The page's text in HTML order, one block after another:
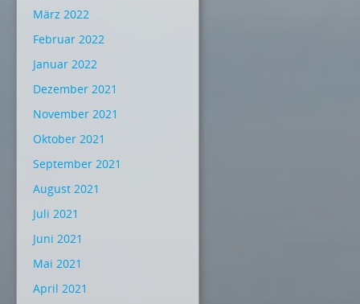
März 2022
Februar 2022
Januar 2022
Dezember 2021
November 2021
Oktober 2021
September 2021
August 2021
Juli 2021
Juni 2021
Mai 2021
April 2021